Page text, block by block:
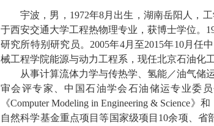
宇波，男， 1972年8月出生，湖南岳阳人，
于西安交通大学工程热物理专业，获博士学位。
研究所特别研究员。 2005年4月至2015年10月任
械工程学院能源与动力工程系，现任北京石油化
从事计算流体力学与传热学、氢能／油气储
审会评专家、中国石油学会石油储运专业委
《Computer Modeling in Engineering & Science》和
自然科学基金重点项目等国家级项目 10余项、省